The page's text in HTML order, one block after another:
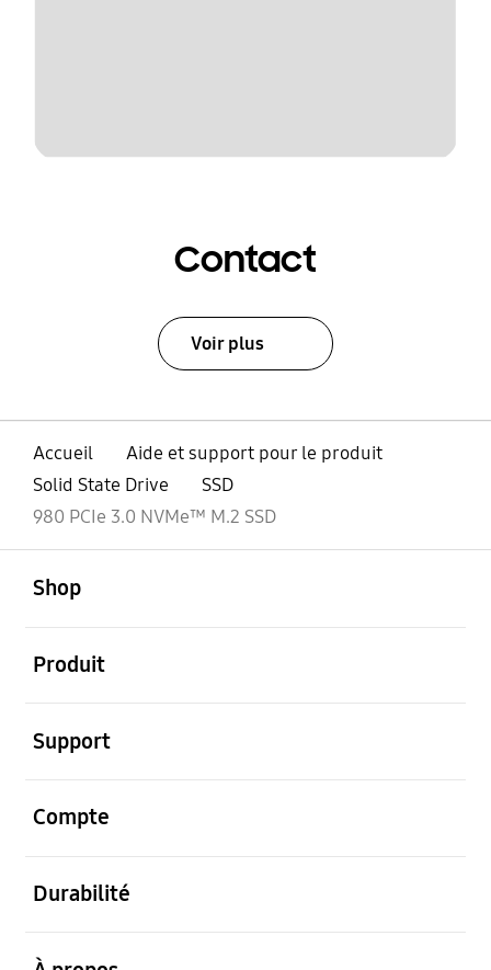
Contact
Voir plus
Accueil
Aide et support pour le produit
Solid State Drive
SSD
980 PCIe 3.0 NVMe™ M.2 SSD
Shop
Produit
Support
Compte
Durabilité